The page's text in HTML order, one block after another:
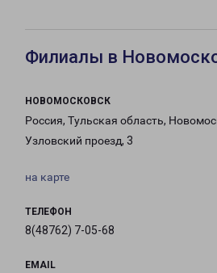
Филиалы в
НОВОМОСКОВСК
Россия, Тульская область,
Узловский проезд, 3
на карте
ТЕЛЕФОН
8(48762) 7-05-68
EMAIL